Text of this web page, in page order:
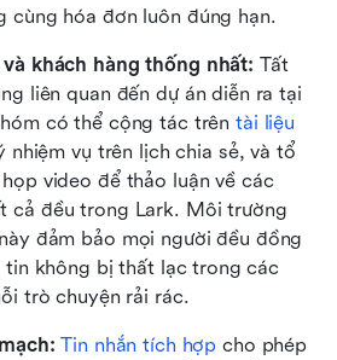
cùng hóa đơn luôn đúng hạn.
khách hàng thống nhất: Tất
liên quan đến dự án diễn ra tại
có thể cộng tác trên tài liệu
nhiệm vụ trên lịch chia sẻ, và tổ
video để thảo luận về các
cả đều trong Lark. Môi trường
đảm bảo mọi người đều đồng
tin không bị thất lạc trong các
trò chuyện rải rác.
Tin nhắn tích hợp cho phép